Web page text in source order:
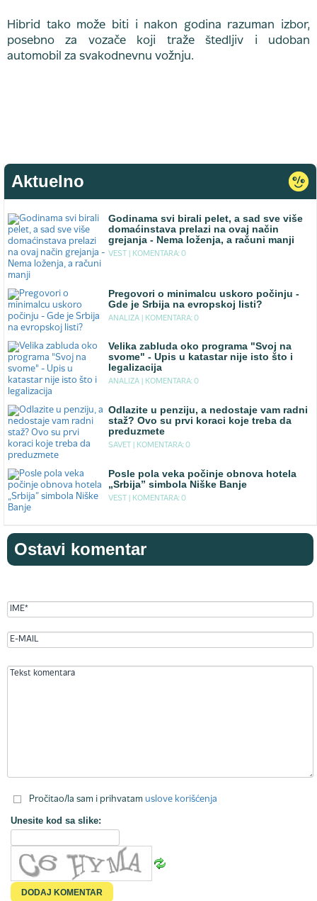
Hibrid tako može biti i nakon godina razuman izbor,
posebno za vozače koji traže štedljiv i udoban
automobil za svakodnevnu vožnju.
Aktuelno
Godinama svi birali pelet, a sad sve više
domaćinstava prelazi na ovaj način
grejanja - Nema loženja, a računi manji
VEST | KOMENTARA: 0
Pregovori o minimalcu uskoro počinju -
Gde je Srbija na evropskoj listi?
ANALIZA | KOMENTARA: 0
Velika zabluda oko programa "Svoj na
svome" - Upis u katastar nije isto što i
legalizacija
ANALIZA | KOMENTARA: 0
Odlazite u penziju, a nedostaje vam radni
staž? Ovo su prvi koraci koje treba da
preduzmete
SAVET | KOMENTARA: 0
Posle pola veka počinje obnova hotela
„Srbija” simbola Niške Banje
VEST | KOMENTARA: 0
Ostavi komentar
Pročitao/la sam i prihvatam uslove korišćenja
Unesite kod sa slike: